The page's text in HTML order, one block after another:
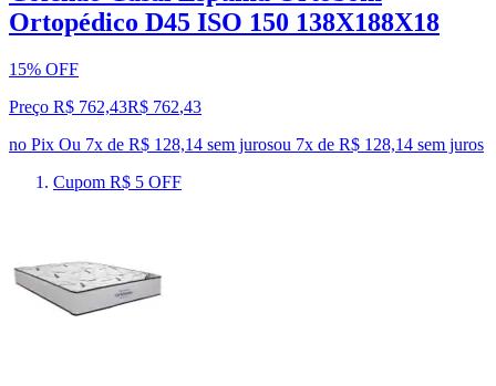
Ortopédico D45 ISO 150 138X188X18
15% OFF
Preço R$ 762,43R$ 762,43
no Pix Ou 7x de R$ 128,14 sem jurosou 7x de R$ 128,14 sem juros
Cupom R$ 5 OFF